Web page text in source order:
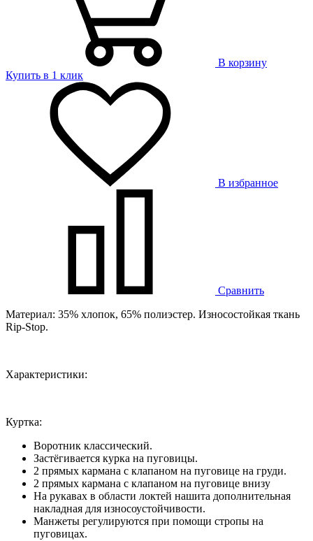
В корзину
Купить в 1 клик
В избранное
Сравнить
Материал: 35% хлопок, 65% полиэстер. Износостойкая ткань
Rip-Stop.
Характеристики:
Куртка:
Воротник классический.
Застёгивается курка на пуговицы.
2 прямых кармана с клапаном на пуговице на груди.
2 прямых кармана с клапаном на пуговице внизу
На рукавах в области локтей нашита дополнительная
накладная для износоустойчивости.
Манжеты регулируются при помощи стропы на
пуговицах.